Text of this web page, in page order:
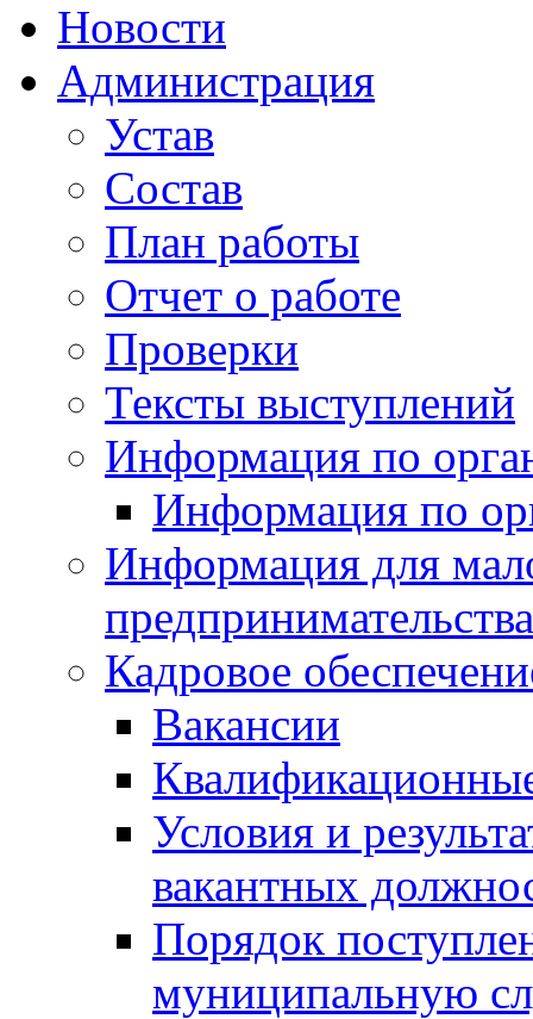
Новости
Администрация
Устав
Состав
План работы
Отчет о работе
Проверки
Тексты выступлений
Информация по
Информация по
Информация для
предпринимательства
Кадровое
Вакансии
Условия и
вакантных
Порядок
муниципальную